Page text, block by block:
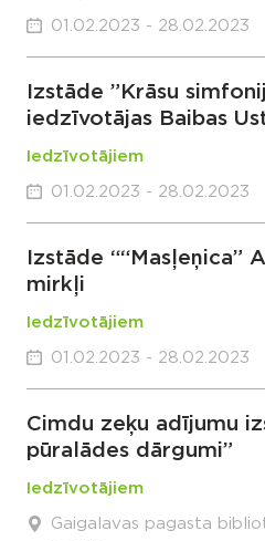
01.02.2023 - 28.02.2023
Izstāde ”Krāsu
iedzīvotājas Baibas
Iedzīvotājiem
01.02.2023 - 28.02.2023
Izstāde ““Masļeņica”
mirkļi
Iedzīvotājiem
01.02.2023 - 28.02.2023
Cimdu zeķu adījumu
pūralādes dārgumi”
Iedzīvotājiem
Gaigalavas pagasta